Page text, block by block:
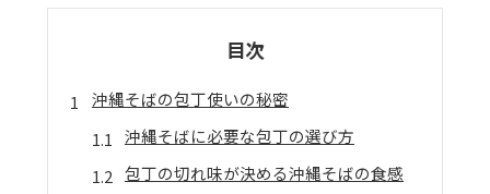
目次
沖縄そばの包丁使いの秘密
沖縄そばに必要な包丁の選び方
包丁の切れ味が決める沖縄そばの食感